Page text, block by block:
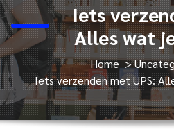
Iets
Alles wat
Home>
Iets verzenden met UPS: